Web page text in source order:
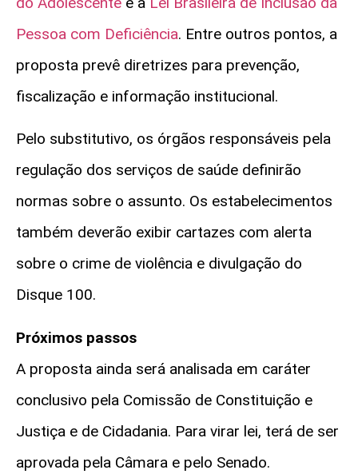
Pessoa com Deficiência. Entre outros pontos, a
proposta prevê diretrizes para prevenção,
fiscalização e informação institucional.
Pelo substitutivo, os órgãos responsáveis pela
regulação dos serviços de saúde definirão
normas sobre o assunto. Os estabelecimentos
também deverão exibir cartazes com alerta
sobre o crime de violência e divulgação do
Disque 100.
Próximos passos
A proposta ainda será analisada em caráter
conclusivo pela Comissão de Constituição e
Justiça e de Cidadania. Para virar lei, terá de ser
aprovada pela Câmara e pelo Senado.